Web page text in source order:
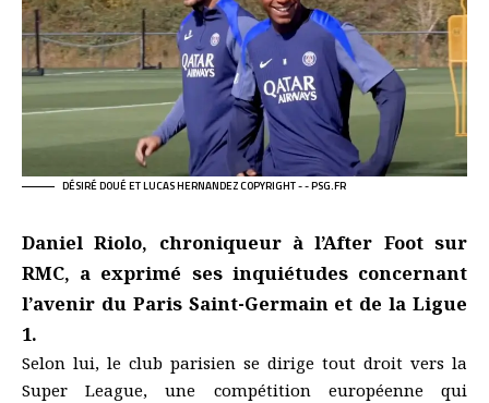
DÉSIRÉ DOUÉ ET LUCAS HERNANDEZ COPYRIGHT - - PSG.FR
Daniel Riolo, chroniqueur à l’After Foot sur
RMC, a exprimé ses inquiétudes concernant
l’avenir du Paris Saint-Germain et de la Ligue
1.
Selon lui, le club parisien se dirige tout droit vers la
Super League, une compétition européenne qui